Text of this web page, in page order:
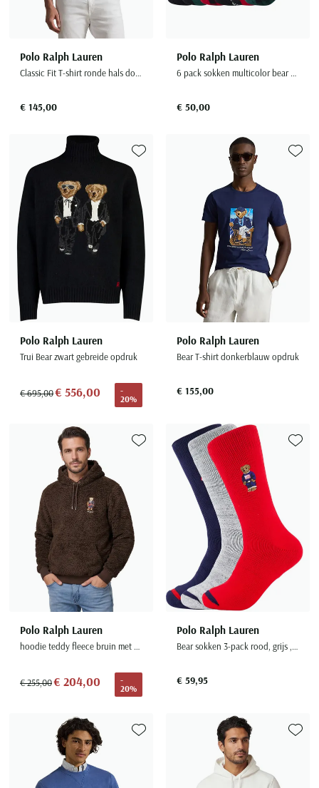
Polo Ralph Lauren
Classic Fit T-shirt ronde hals donkerblauw
€ 145,00
Polo Ralph Lauren
6 pack sokken multicolor bear katoen
€ 50,00
Polo Ralph Lauren
Trui Bear zwart gebreide opdruk
€ 695,00€ 556,00
-
20%
Toevoegen aan favorieten
Polo Ralph Lauren
Bear T-shirt donkerblauw opdruk
€ 155,00
Polo Ralph Lauren
hoodie teddy fleece bruin met capuchon
€ 255,00€ 204,00
-
20%
Toevoegen aan favorieten
Polo Ralph Lauren
Bear sokken 3-pack rood, grijs , blauw
€ 59,95
Toevoegen aan favorieten